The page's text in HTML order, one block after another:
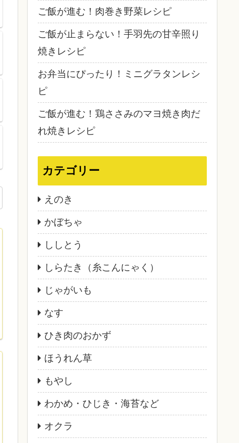
ご飯が進む！肉巻き野菜レシピ
ご飯が止まらない！手羽先の甘辛照り
焼きレシピ
お弁当にぴったり！ミニグラタンレシ
ピ
ご飯が進む！鶏ささみのマヨ焼き肉だ
れ焼きレシピ
カテゴリー
えのき
かぼちゃ
ししとう
しらたき（糸こんにゃく）
じゃがいも
なす
ひき肉のおかず
ほうれん草
もやし
わかめ・ひじき・海苔など
オクラ